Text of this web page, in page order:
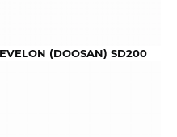
(DOOSAN) SD200